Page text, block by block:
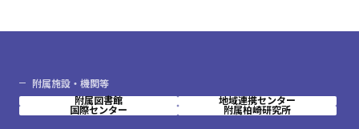
附属施設・機関等
附属図書館
地域連携センター
国際センター
附属柏崎研究所